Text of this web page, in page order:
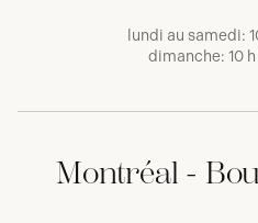
lundi au samedi:
dimanche: 10
Montréal -